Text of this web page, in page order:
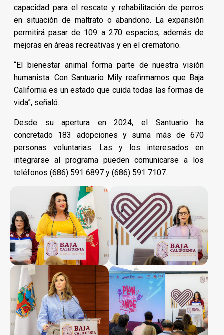
capacidad para el rescate y rehabilitación de perros
en situación de maltrato o abandono. La expansión
permitirá pasar de 109 a 270 espacios, además de
mejoras en áreas recreativas y en el crematorio.
“El bienestar animal forma parte de nuestra visión
humanista. Con Santuario Mily reafirmamos que Baja
California es un estado que cuida todas las formas de
vida”, señaló.
Desde su apertura en 2024, el Santuario ha
concretado 183 adopciones y suma más de 670
personas voluntarias. Las y los interesados en
integrarse al programa pueden comunicarse a los
teléfonos (686) 591 6897 y (686) 591 7107.